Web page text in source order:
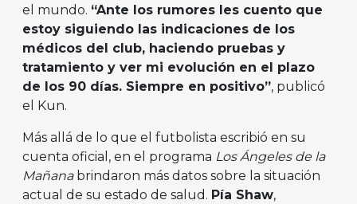
el mundo. “Ante los rumores les cuento que
estoy siguiendo las indicaciones de los
médicos del club, haciendo pruebas y
tratamiento y ver mi evolución en el plazo
de los 90 días. Siempre en positivo”, publicó
el Kun.
Más allá de lo que el futbolista escribió en su
cuenta oficial, en el programa Los Ángeles de la
Mañanabrindaron más datos sobre la situación
actual de su estado de salud. Pía Shaw,